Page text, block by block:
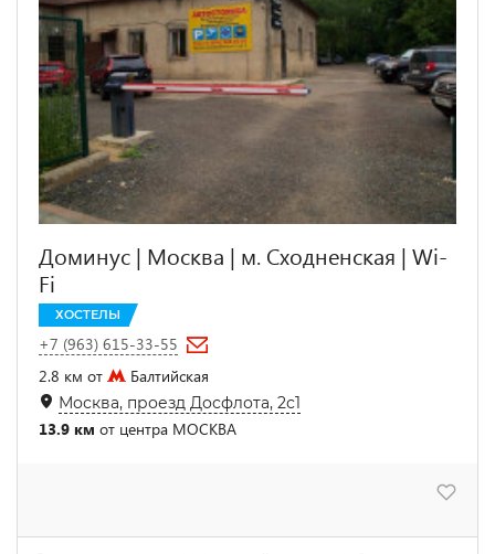
Доминус | Москва | м. Сходненская | Wi-
Fi
ХОСТЕЛЫ
+7 (963) 615-33-55
2.8 км от
Балтийская
Москва, проезд Досфлота, 2с1
13.9 км от центра МОСКВА